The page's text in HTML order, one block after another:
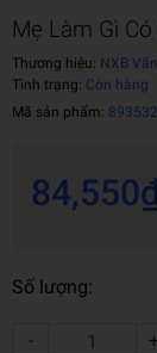
Mẹ Làm Gì
Thương hiệu: NXB
Tình trạng: Còn hàng
Mã sản phẩm:
Số lượng:
- +